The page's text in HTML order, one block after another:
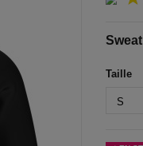
Taille